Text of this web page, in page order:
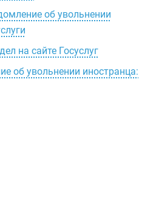
об увольнении
на сайте Госуслуг
об увольнении иностранца: